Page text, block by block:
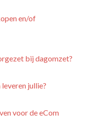
en/of
bij dagomzet?
jullie?
voor de eCom